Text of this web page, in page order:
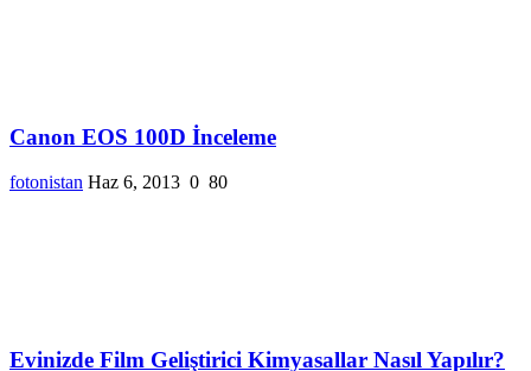
Canon EOS 100D İnceleme
fotonistan Haz 6, 2013 0 80
Evinizde Film Geliştirici Kimyasallar Nasıl Yapılır?